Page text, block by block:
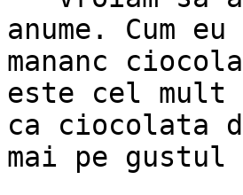
anume. Cum
mananc
este cel mult
ca ciocolata
mai pe gustul